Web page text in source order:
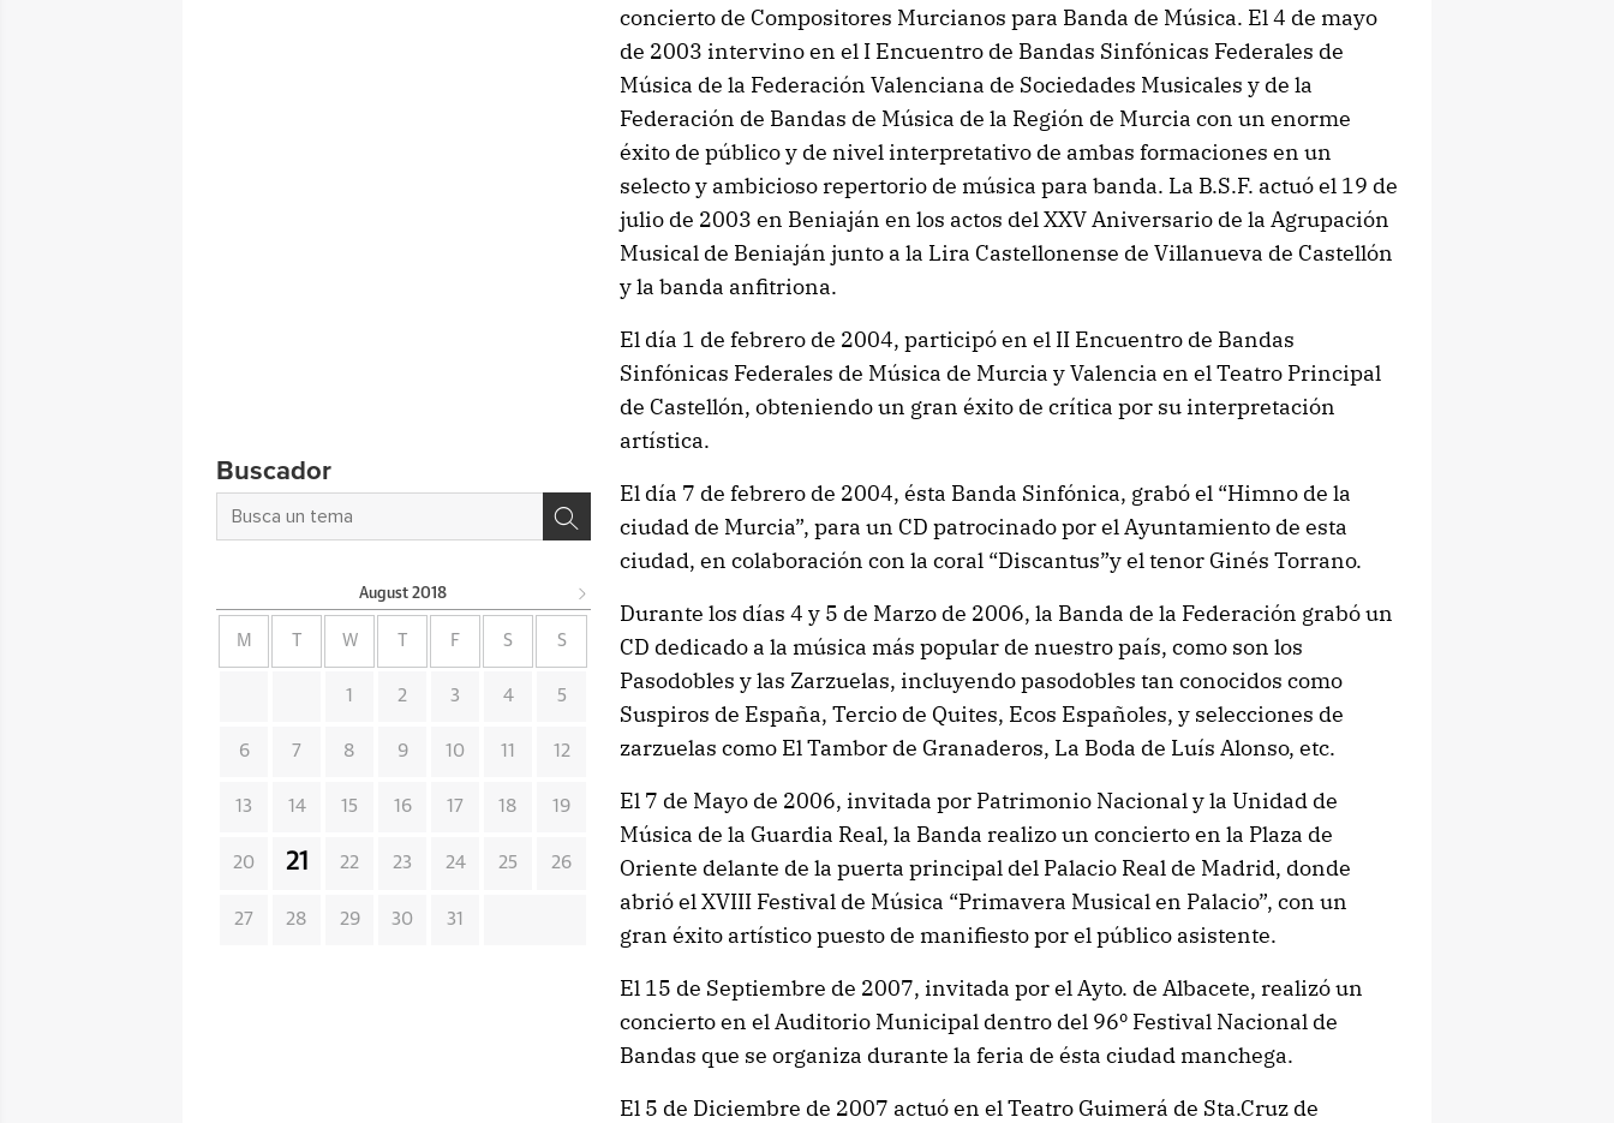
concierto de Compositores Murcianos para Banda de Música. El 4 de mayo
de 2003 intervino en el I Encuentro de Bandas Sinfónicas Federales de
Música de la Federación Valenciana de Sociedades Musicales y de la
Federación de Bandas de Música de la Región de Murcia con un enorme
éxito de público y de nivel interpretativo de ambas formaciones en un
selecto y ambicioso repertorio de música para banda. La B.S.F. actuó el 19 de
julio de 2003 en Beniaján en los actos del XXV Aniversario de la Agrupación
Musical de Beniaján junto a la Lira Castellonense de Villanueva de Castellón
y la banda anfitriona.
El día 1 de febrero de 2004, participó en el II Encuentro de Bandas
Sinfónicas Federales de Música de Murcia y Valencia en el Teatro Principal
de Castellón, obteniendo un gran éxito de crítica por su interpretación
artística.
El día 7 de febrero de 2004, ésta Banda Sinfónica, grabó el “Himno de la
ciudad de Murcia”, para un CD patrocinado por el Ayuntamiento de esta
ciudad, en colaboración con la coral “Discantus”y el tenor Ginés Torrano.
Durante los días 4 y 5 de Marzo de 2006, la Banda de la Federación grabó un
CD dedicado a la música más popular de nuestro país, como son los
Pasodobles y las Zarzuelas, incluyendo pasodobles tan conocidos como
Suspiros de España, Tercio de Quites, Ecos Españoles, y selecciones de
zarzuelas como El Tambor de Granaderos, La Boda de Luís Alonso, etc.
El 7 de Mayo de 2006, invitada por Patrimonio Nacional y la Unidad de
Música de la Guardia Real, la Banda realizo un concierto en la Plaza de
Oriente delante de la puerta principal del Palacio Real de Madrid, donde
abrió el XVIII Festival de Música “Primavera Musical en Palacio”, con un
gran éxito artístico puesto de manifiesto por el público asistente.
El 15 de Septiembre de 2007, invitada por el Ayto. de Albacete, realizó un
concierto en el Auditorio Municipal dentro del 96º Festival Nacional de
Bandas que se organiza durante la feria de ésta ciudad manchega.
El 5 de Diciembre de 2007 actuó en el Teatro Guimerá de Sta.Cruz de
Buscador
August 2018
M W F S S
1 2 3 4 5
6 7 8 9 10 11 12
13 14 15 16 17 18 19
20 21 22 23 24 25 26
27 28 29 30 31